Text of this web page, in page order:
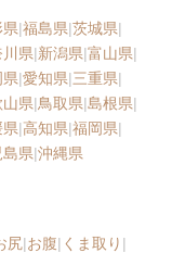
県|福島県|茨城県|
県|新潟県|富山県|
|愛知県|三重県|
県|鳥取県|島根県|
|高知県|福岡県|
島県|沖縄県
尻|お腹| くま取り |